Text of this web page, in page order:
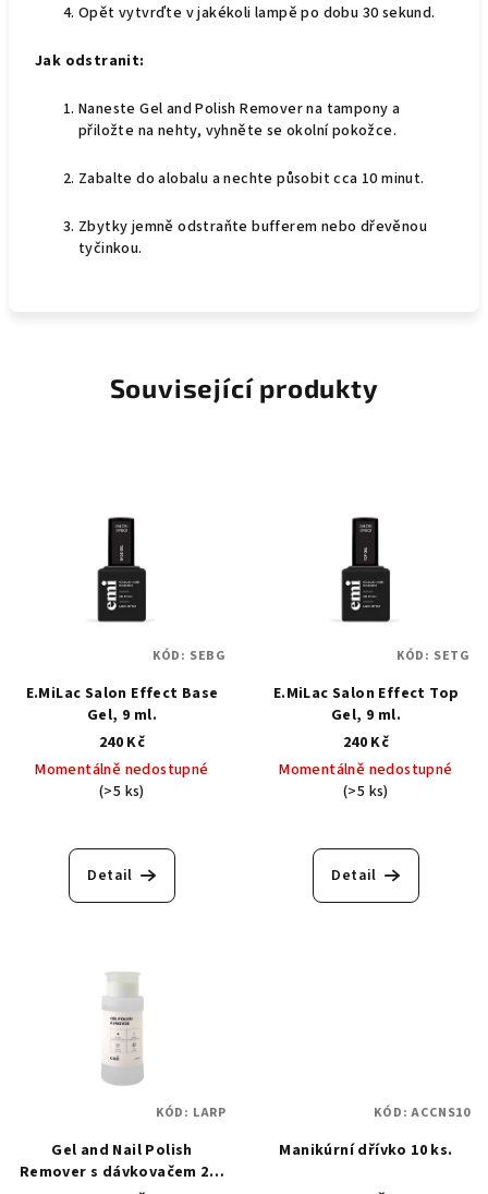
Opět vytvrďte v jakékoli lampě po dobu 30 sekund.
Jak odstranit:
Naneste Gel and Polish Remover na tampony a
přiložte na nehty, vyhněte se okolní pokožce.
Zabalte do alobalu a nechte působit cca 10 minut.
Zbytky jemně odstraňte bufferem nebo dřevěnou
tyčinkou.
Související produkty
E.MiLac Salon Effect Base
Gel, 9 ml.
240 Kč
Momentálně nedostupné
(>5 ks)
Detail
KÓD: SEBG
E.MiLac Salon Effect Top
Gel, 9 ml.
240 Kč
Momentálně nedostupné
(>5 ks)
Detail
KÓD: SETG
Gel and Nail Polish
Remover s dávkovačem 200
KÓD: LARP
Manikúrní dřívko 10 ks.
KÓD:ACCNS10